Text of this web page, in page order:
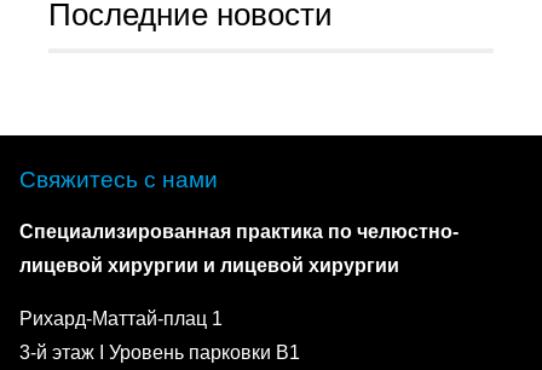
Последние новости
Свяжитесь с нами
Специализированная практика по челюстно-
лицевой хирургии и лицевой хирургии
Рихард-Маттай-плац 1
3-й этаж I Уровень парковки B1